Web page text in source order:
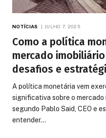
NOTÍCIAS JULHO 7, 2025
Como a política
mercado
desafios e
A política monetária vem
significativa sobre o mercado
segundo Pablo Said, CEO e
entender…